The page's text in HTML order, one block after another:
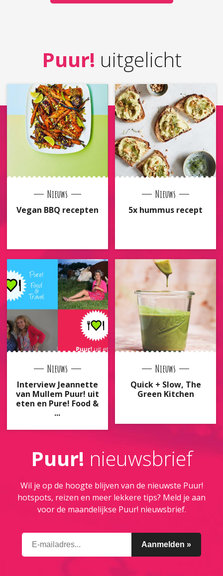
Puur! uitgelicht
Nieuws
Vegan BBQ recepten
Nieuws
5x hummus recept
Nieuws
Interview Jeannette
van Mullem Puur! uit
eten en Pure! Food &
...
Nieuws
Quick + Slow, The
Green Kitchen
Puur! nieuwsbrief
Wil je op de hoogte blijven van de nieuwste Puur!
hotspots, reizen en meer lekkere tips? Meld je aan
voor de maandelijkse Puur! nieuwsbrief.